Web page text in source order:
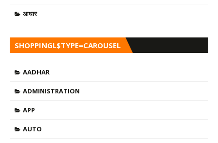
आधार
SHOPPINGL$TYPE=CAROUSEL
AADHAR
ADMINISTRATION
APP
AUTO